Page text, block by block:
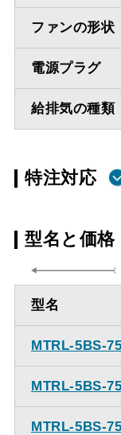
ファンの形状
電源プラグ
給排気の種類
特注対応
方給排気
ダクト方向上
方給排気
備考
型名と価格
型名
MTRL-5BS-
MTRL-5BS-
MTRL-5BS-